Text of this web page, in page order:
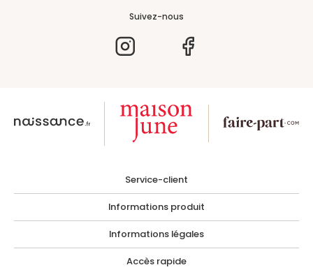
Suivez-nous
Service-client
Informations produit
Informations légales
Accès rapide